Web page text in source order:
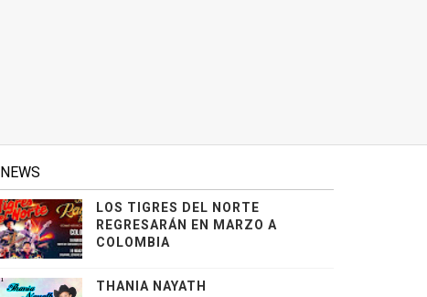
NEWS
LOS TIGRES DEL NORTE
REGRESARÁN EN MARZO A
COLOMBIA
THANIA NAYATH